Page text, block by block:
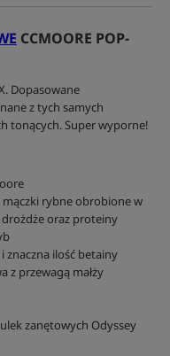
CCMOORE POP-
Dopasowane
z tych samych
tonących. Super wyporne!
rybne obrobione w
oraz proteiny
znaczna ilość betainy
z przewagą małży
zanętowych Odyssey